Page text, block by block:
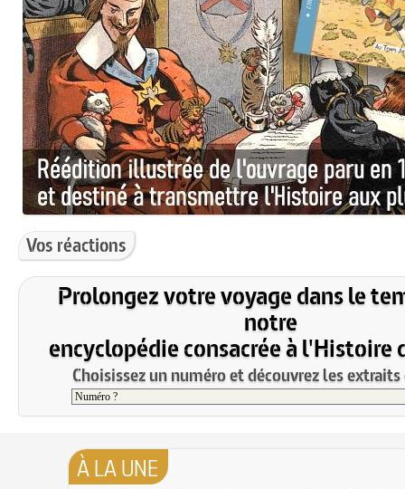
Vos réactions
Prolongez votre voyage dans le
notre
encyclopédie consacrée à l'Histoire
Choisissez un numéro et découvrez les
À LA UNE